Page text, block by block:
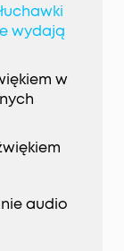
wydają
w
audio